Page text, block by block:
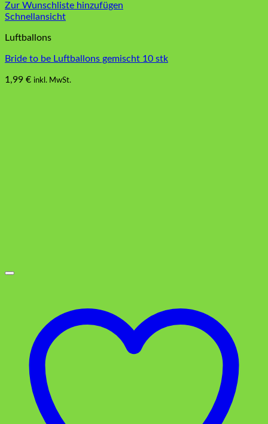
Zur Wunschliste hinzufügen
Schnellansicht
Luftballons
Bride to be Luftballons gemischt 10 stk
1,99 € inkl. MwSt.